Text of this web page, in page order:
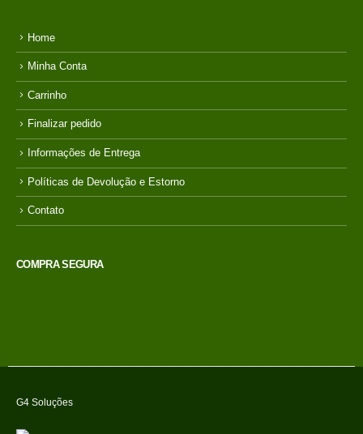
Home
Minha Conta
Carrinho
Finalizar pedido
Informações de Entrega
Políticas de Devolução e Estorno
Contato
COMPRA SEGURA
G4 Soluções